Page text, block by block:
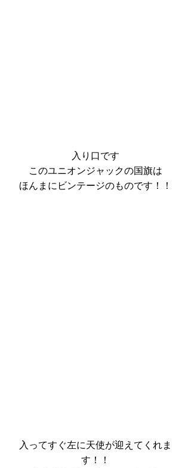
入り口です
このユニオンジャックの国旗は
ほんまにビンテージのものです！！
入ってすぐ左に天使が迎えてくれま
す！！